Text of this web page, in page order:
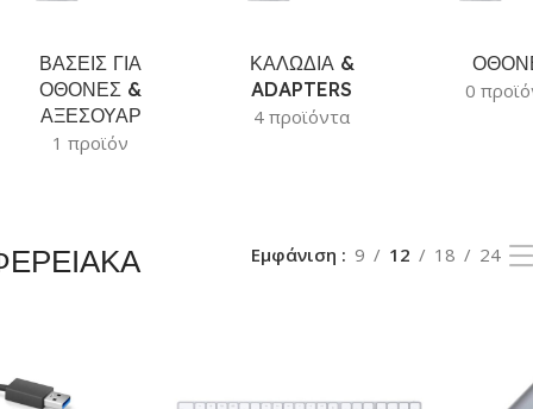
ΒΑΣΕΙΣ ΓΙΑ
ΟΘΟΝΕΣ &
ΑΞΕΣΟΥΑΡ
1 προϊόν
ΚΑΛΩΔΙΑ &
ADAPTERS
4 προϊόντα
0
Εμφάνιση 9 12 18 24